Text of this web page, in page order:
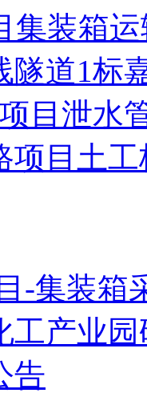
集装箱
隧道1标
目泄水
项目土
-集装箱
工产业
告